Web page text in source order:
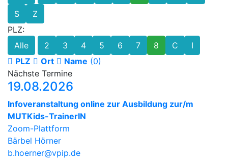
S
Z
PLZ:
Alle
2 3 4 5 6 7 8 C
I
PLZ
Ort Name (0)
Nächste Termine
19.08.2026
Infoveranstaltung online zur Ausbildung zur/m
MUTKids-TrainerIN
Zoom-Plattform
Bärbel Hörner
b.hoerner@vpip.de